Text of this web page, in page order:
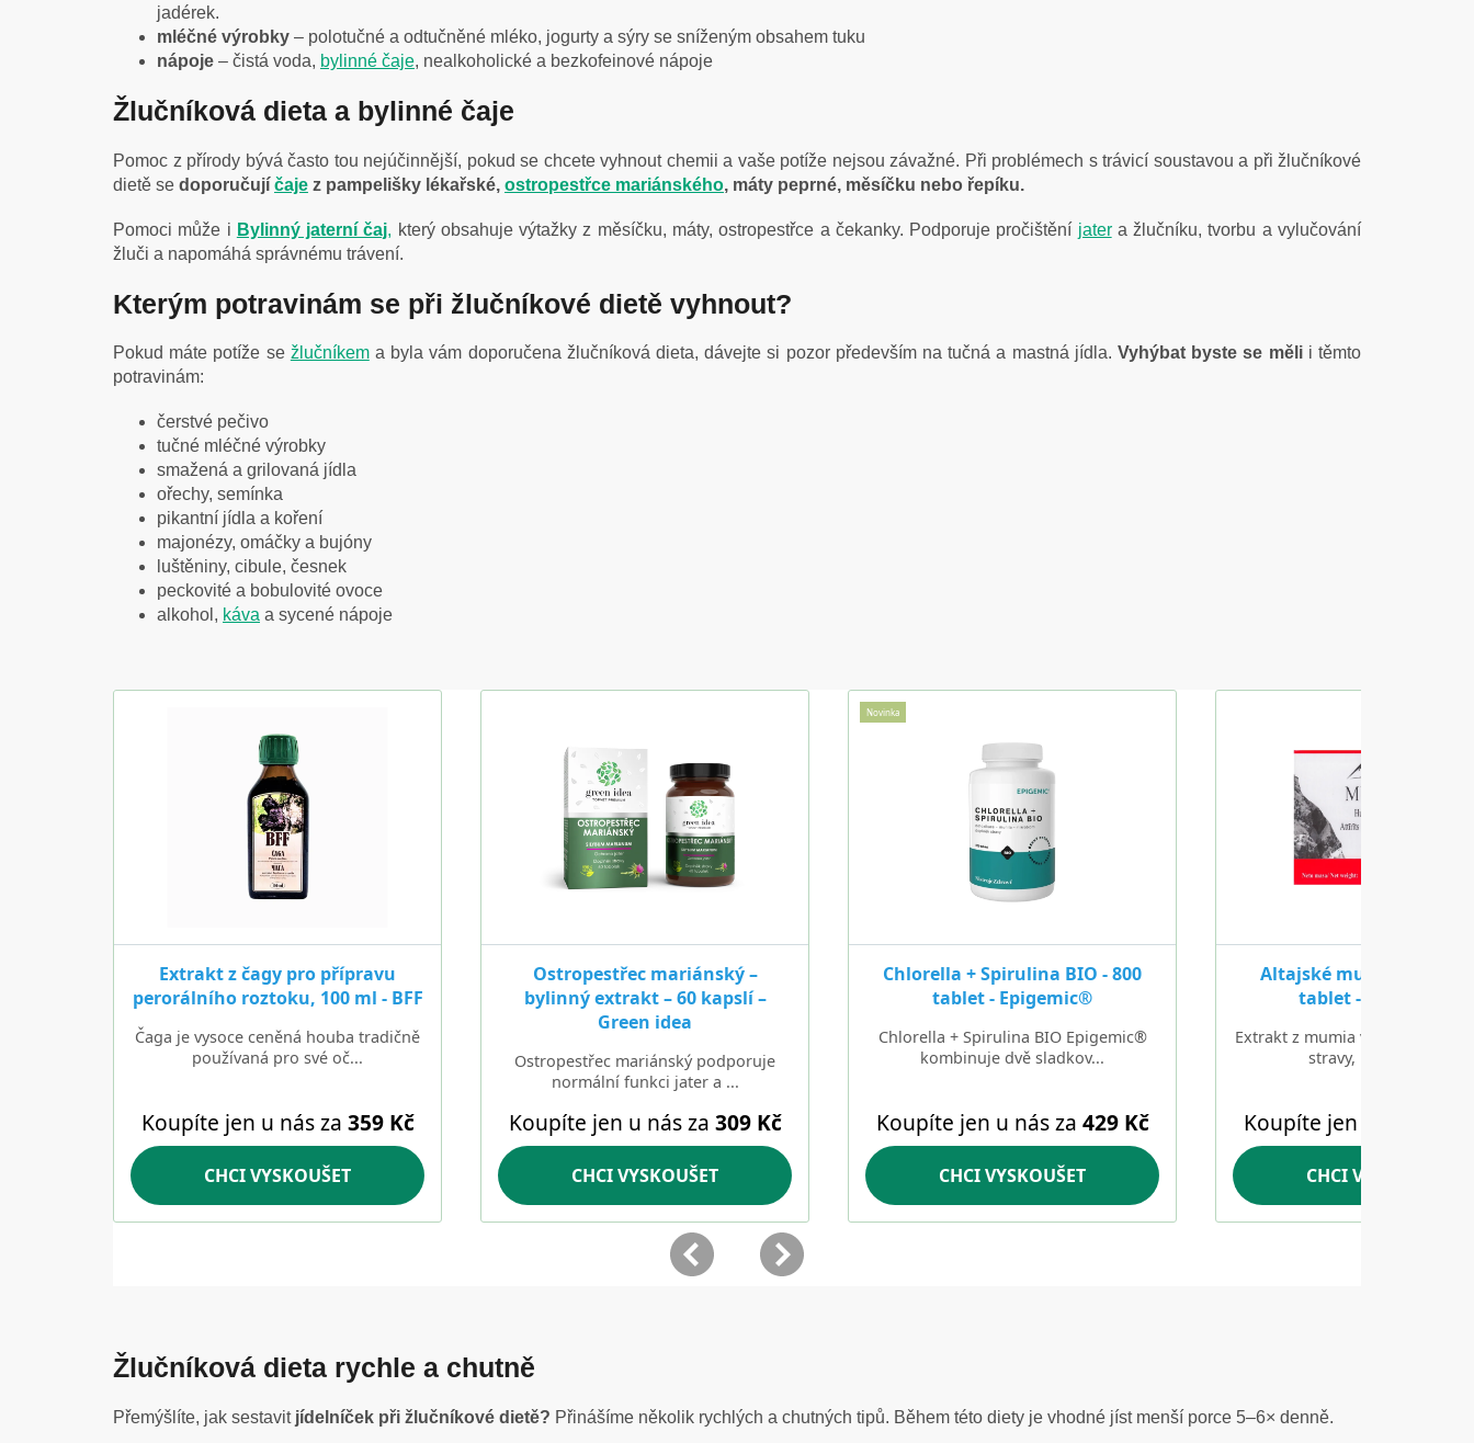
jadérek.
mléčné výrobky – polotučné a odtučněné mléko, jogurty a sýry se sníženým obsahem tuku
nápoje – čistá voda, bylinné čaje, nealkoholické a bezkofeinové nápoje
Žlučníková dieta a bylinné čaje
Pomoc z přírody bývá často tou nejúčinnější, pokud se chcete vyhnout chemii a vaše potíže nejsou závažné. Při problémech s trávicí soustavou a při žlučníkové
dietě se doporučují čaje z pampelišky lékařské, ostropestřce mariánského, máty peprné, měsíčku nebo řepíku.
Pomoci může i Bylinný jaterní čaj, který obsahuje výtažky z měsíčku, máty, ostropestřce a čekanky. Podporuje pročištění jatera žlučníku, tvorbu a vylučování
žluči a napomáhá správnému trávení.
Kterým potravinám se při žlučníkové dietě vyhnout?
Pokud máte potíže se žlučníkema byla vám doporučena žlučníková dieta, dávejte si pozor především na tučná a mastná jídla.Vyhýbat byste se mělii těmto
potravinám:
čerstvé pečivo
tučné mléčné výrobky
smažená a grilovaná jídla
ořechy, semínka
pikantní jídla a koření
majonézy, omáčky a bujóny
luštěniny, cibule, česnek
peckovité a bobulovité ovoce
alkohol, káva a sycené nápoje
Žlučníková dieta rychle a chutně
Přemýšlíte, jak sestavit jídelníček při žlučníkové dietě? Přinášíme několik rychlých a chutných tipů. Během této diety je vhodné jíst menší porce 5–6× denně.